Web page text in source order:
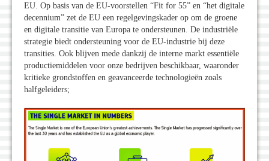
EU. Op basis van de EU-voorstellen “Fit for 55” en “het digitale
decennium” zet de EU een regelgevingskader op om de groene
en digitale transitie van Europa te ondersteunen. De industriële
strategie biedt ondersteuning voor de EU-industrie bij deze
transities. Ook blijven mede dankzij de interne markt essentiële
productiemiddelen voor onze bedrijven beschikbaar, waaronder
kritieke grondstoffen en geavanceerde technologieën zoals
halfgeleiders;